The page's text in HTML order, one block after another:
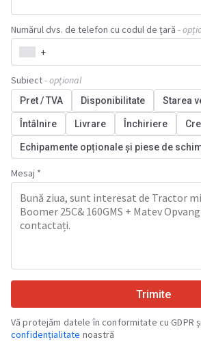
Numărul dvs. de telefon cu codul de țară -
+
Subiect- opțional
Pret / TVA Disponibilitate Starea
Întâlnire Livrare Închiriere
Echipamente opționale și piese de
Mesaj *
Trimite
Vă protejăm datele în conformitate cu GDPR
confidențialitate noastră